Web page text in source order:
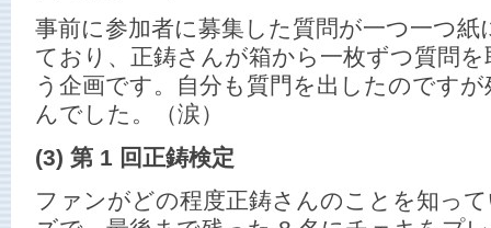
事前に参加者に募集した質問が一つ一つ
ており、正鋳さんが箱から一枚ずつ質問
う企画です。自分も質門を出したのです
んでした。（涙）
(3) 第 1 回正鋳検定
ファンがどの程度正鋳さんのことを知っ